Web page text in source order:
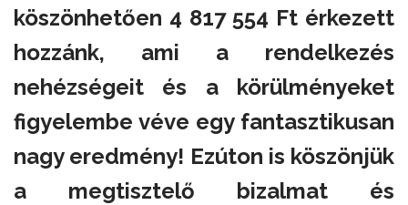
köszönhetően 4 817 554 Ft érkezett
hozzánk, ami a rendelkezés
nehézségeit és a körülményeket
figyelembe véve egy fantasztikusan
nagy eredmény! Ezúton is köszönjük
a megtisztelő bizalmat és